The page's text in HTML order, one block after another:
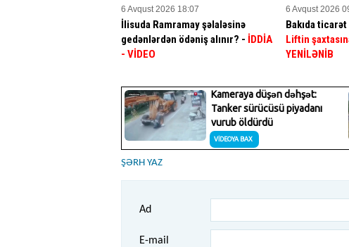
6 Avqust 2026 18:07
İlisuda Ramramay şəlaləsinə
gedənlərdən ödəniş alınır? - İDDİA
- VİDEO
6 Avqust 2026
Bakıda
Liftin
YENİLƏNİB
ŞƏRH YAZ
Ad
E-mail